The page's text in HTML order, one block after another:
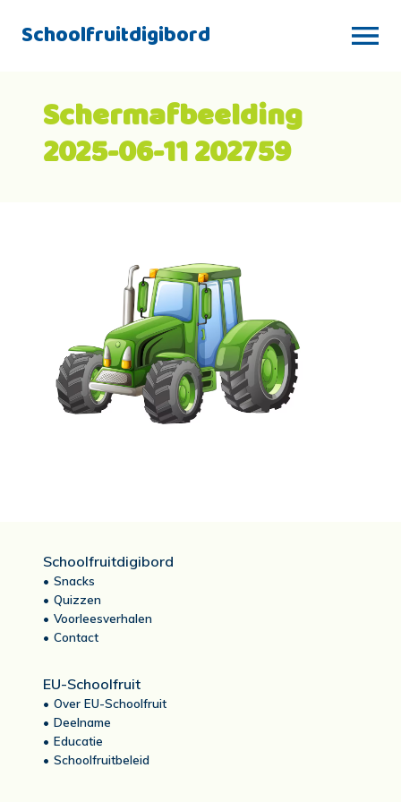
Schoolfruitdigibord
Schermafbeelding
2025-06-11 202759
Schoolfruitdigibord
Snacks
Quizzen
Voorleesverhalen
Contact
EU-Schoolfruit
Over EU-Schoolfruit
Deelname
Educatie
Schoolfruitbeleid